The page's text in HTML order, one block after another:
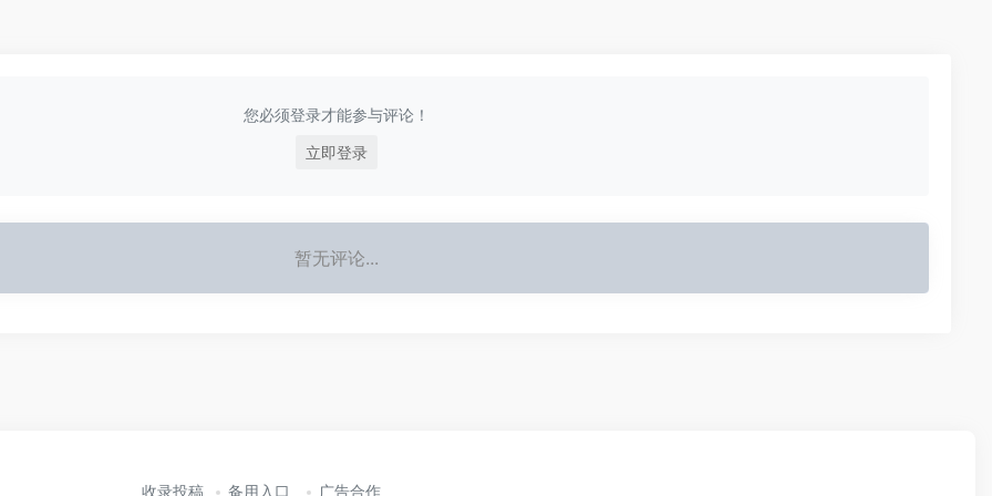
您必须登录才能参与评论！
立即登录
暂无评论...
收录投稿 备用入口 广告合作